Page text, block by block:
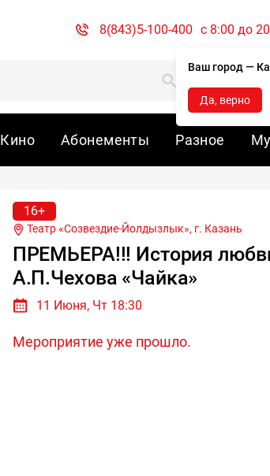
8(843)5-100-400 c 8:00 до
Ваш город —
Да, верно
Кино Абонементы Разное
16+
Театр «Созвездие-Йолдызлык», г. Казань
ПРЕМЬЕРА!!! История
А.П.Чехова «Чайка»
11 Июня, Чт 18:30
Мероприятие уже прошло.